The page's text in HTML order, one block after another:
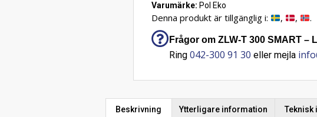
Varumärke: Pol Eko
Denna produkt är tillgänglig i: , , .
Frågor om ZLW-T 300 SMART –
Ring 042-300 91 30 eller mejla
Beskrivning Ytterligare information